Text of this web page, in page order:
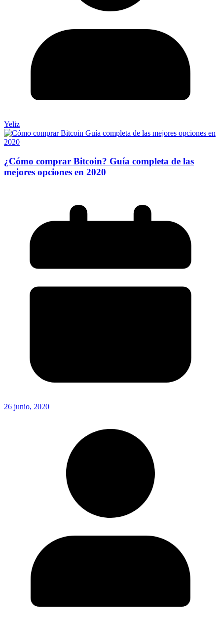
Yeliz
¿Cómo comprar Bitcoin? Guía completa de las
mejores opciones en 2020
26 junio, 2020